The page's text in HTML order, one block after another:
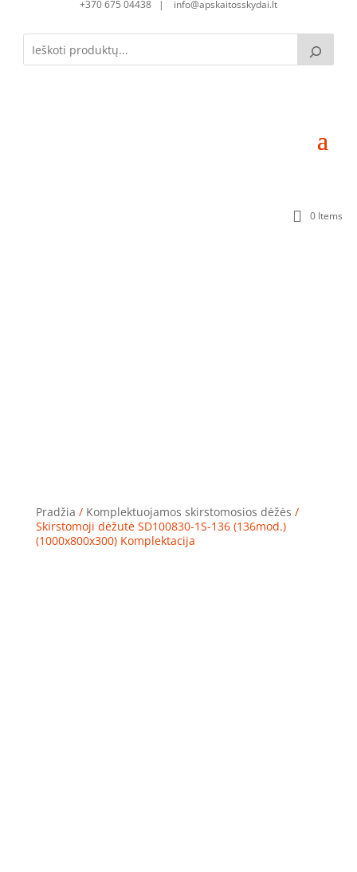
+370 675 04438 | info@apskaitosskydai.lt
0 Items
Pradžia / Komplektuojamos skirstomosios dėžės /
Skirstomoji dėžutė SD100830-1S-136 (136mod.)
(1000x800x300) Komplektacija